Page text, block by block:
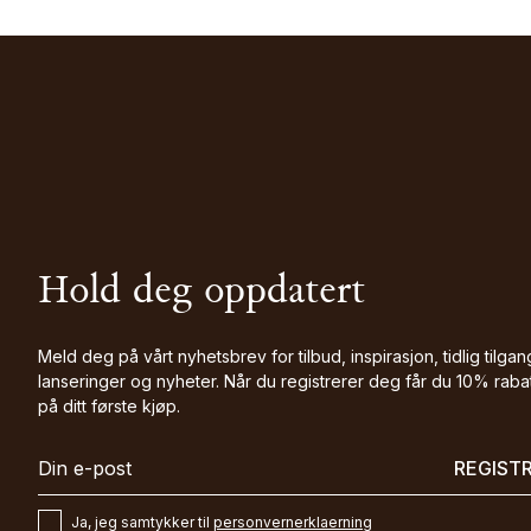
Hold deg oppdatert
Meld deg på vårt nyhetsbrev for tilbud, inspirasjon, tidlig
lanseringer og nyheter. Når du registrerer deg får du 10%
på ditt første kjøp.
Ja, jeg samtykker til personvernerklaerning